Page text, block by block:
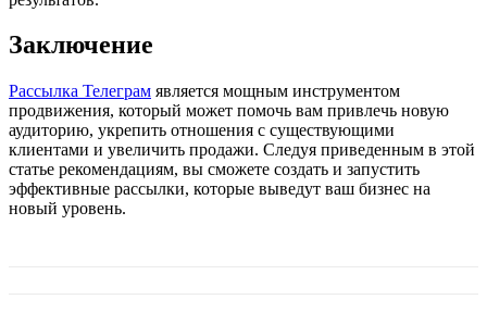
Заключение
Рассылка Телеграм является мощным инструментом
продвижения, который может помочь вам привлечь новую
аудиторию, укрепить отношения с существующими
клиентами и увеличить продажи. Следуя приведенным в этой
статье рекомендациям, вы сможете создать и запустить
эффективные рассылки, которые выведут ваш бизнес на
новый уровень.